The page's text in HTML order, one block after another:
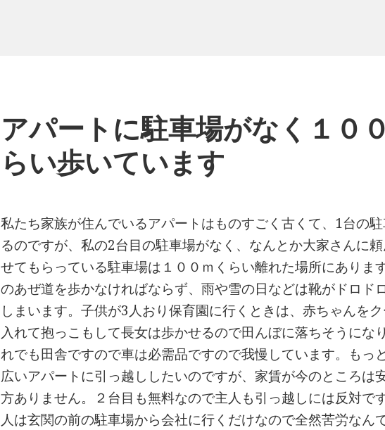
アパートに駐車場がなく１０
らい歩いています
私たち家族が住んでいるアパートはものすごく古くて、1台の
るのですが、私の2台目の駐車場がなく、なんとか大家さんに
せてもらっている駐車場は１００ｍくらい離れた場所にありま
のあぜ道を歩かなければならず、雨や雪の日などは靴がドロド
しまいます。子供が3人おり保育園に行くときは、赤ちゃんを
入れて抱っこもして長女は歩かせるので田んぼに落ちそうにな
れでも田舎ですので車は必需品ですので我慢しています。もっ
広いアパートに引っ越ししたいのですが、家賃が今のところは
方ありません。２台目も無料なので主人も引っ越しには反対で
人は玄関の前の駐車場から会社に行くだけなので全然苦労なん